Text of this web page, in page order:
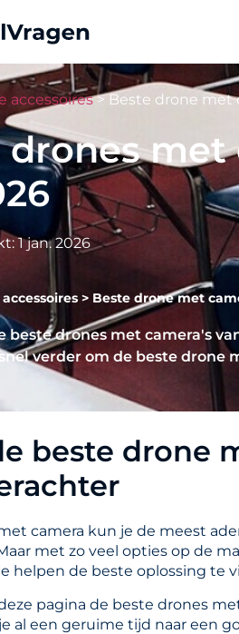
accessoires Beste drone met
drones
1 jan. 2026
Beste drone met
beste drones met camera's
verder om de beste drone
beste drone
camera kun je de meest
met zo veel opties op de
helpen de beste oplossing te
pagina de beste drones
al een geruime tijd naar een